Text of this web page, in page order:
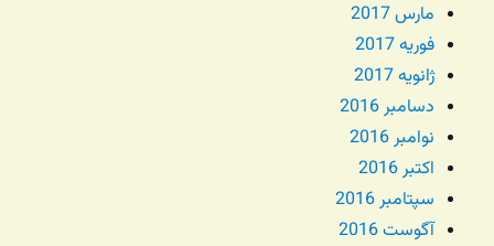
مارس 2017
فوریه 2017
ژانویه 2017
دسامبر 2016
نوامبر 2016
اکتبر 2016
سپتامبر 2016
آگوست 2016